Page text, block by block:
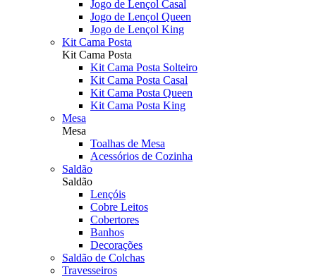
Jogo de Lençol Casal
Jogo de Lençol Queen
Jogo de Lençol King
Kit Cama Posta
Kit Cama Posta
Kit Cama Posta Solteiro
Kit Cama Posta Casal
Kit Cama Posta Queen
Kit Cama Posta King
Mesa
Mesa
Toalhas de Mesa
Acessórios de Cozinha
Saldão
Saldão
Lençóis
Cobre Leitos
Cobertores
Banhos
Decorações
Saldão de Colchas
Travesseiros